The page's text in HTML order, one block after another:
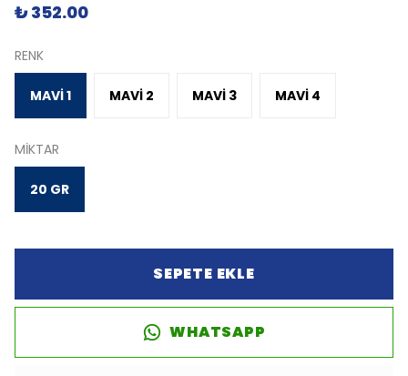
₺ 352.00
RENK
MAVİ 1 MAVİ 2 MAVİ 3 MAVİ 4
MİKTAR
20 GR
SEPETE EKLE
WHATSAPP